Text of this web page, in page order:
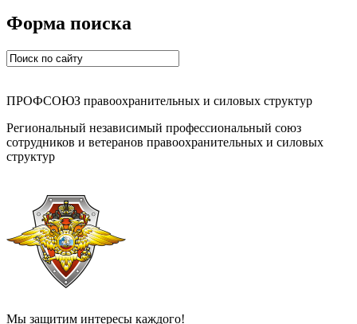
Форма поиска
ПРОФСОЮЗ правоохранительных и силовых структур
Региональный независимый профессиональный союз
сотрудников и ветеранов правоохранительных и силовых
структур
Мы защитим интересы каждого!